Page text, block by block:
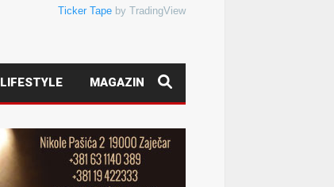
Ticker Tape by TradingView
LIFESTYLE MAGAZIN